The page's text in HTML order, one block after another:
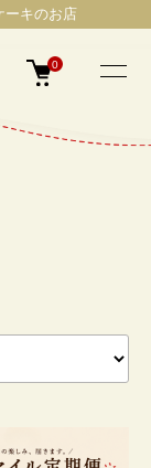
ーキのお店
0